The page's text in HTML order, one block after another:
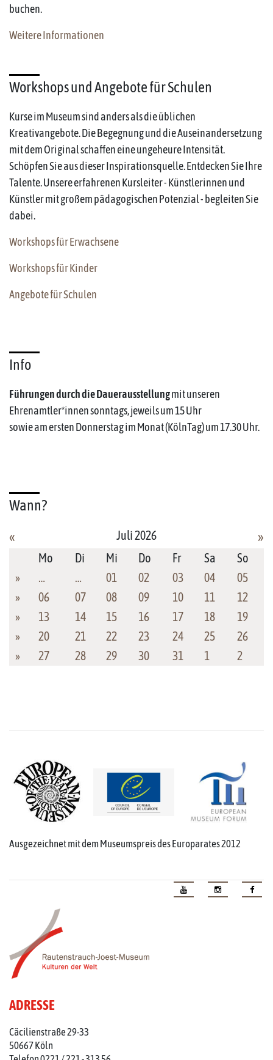
buchen.
Weitere Informationen
Workshops und Angebote für Schulen
Kurse im Museum sind anders als die üblichen
Kreativangebote. Die Begegnung und die Auseinandersetzung
mit dem Original schaffen eine ungeheure Intensität.
Schöpfen Sie aus dieser Inspirationsquelle. Entdecken Sie Ihre
Talente. Unsere erfahrenen Kursleiter - Künstlerinnen und
Künstler mit großem pädagogischen Potenzial - begleiten Sie
dabei.
Workshops für Erwachsene
Workshops für Kinder
Angebote für Schulen
Info
Führungen durch die Dauerausstellungmit unseren
Ehrenamtler*innen sonntags, jeweils um 15 Uhr
sowie am ersten Donnerstag im Monat (KölnTag) um 17.30 Uhr.
Wann?
»
«
Juli 2026
Mo
Di Mi Do Fr Sa
So
»
… … 01 02 03 04
05
»
06 07 08 09 10 11
12
»
13 14 15 16 17 18
19
»
20 21 22 23 24 25
26
»
27 28 29 30 31 1 2
Ausgezeichnet mit dem Museumspreis des Europarates 2012
ADRESSE
Cäcilienstraße 29-33
50667 Köln